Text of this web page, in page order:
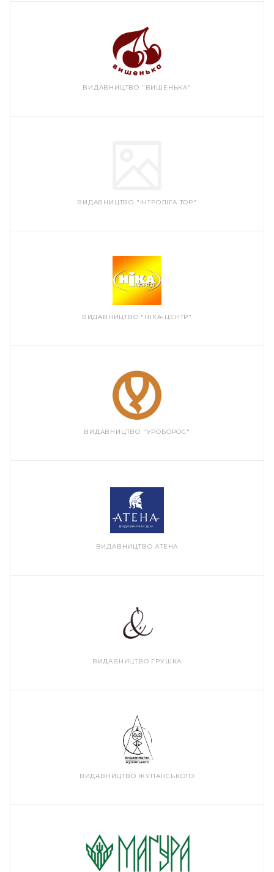
ВИДАВНИЦТВО "ВИШЕНЬКА"
ВИДАВНИЦТВО "ІНТРОЛІГА ТОР"
ВИДАВНИЦТВО "НІКА-ЦЕНТР"
ВИДАВНИЦТВО "УРОБОРОС"
ВИДАВНИЦТВО АТЕНА
ВИДАВНИЦТВО ГРУШКА
ВИДАВНИЦТВО ЖУПАНСЬКОГО